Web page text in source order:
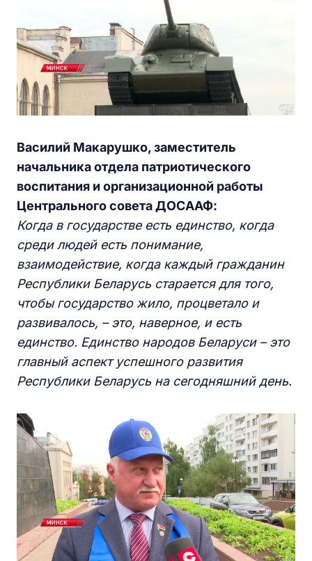
Василий Макарушко, заместитель
начальника отдела патриотического
воспитания и организационной работы
Центрального совета ДОСААФ:
Когда в государстве есть единство, когда
среди людей есть понимание,
взаимодействие, когда каждый гражданин
Республики Беларусь старается для того,
чтобы государство жило, процветало и
развивалось, – это, наверное, и есть
единство. Единство народов Беларуси – это
главный аспект успешного развития
Республики Беларусь на сегодняшний день.